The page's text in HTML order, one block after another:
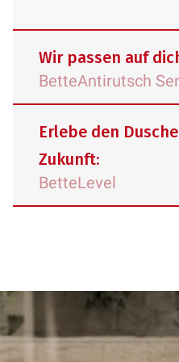
Wir passen auf
BetteAntirutsch
Erlebe den
Zukunft:
BetteLevel